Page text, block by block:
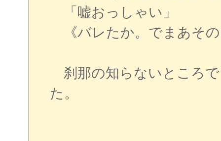
「嘘おっしゃい」
《バレたか。でまあそ
刹那の知らないところ
た。